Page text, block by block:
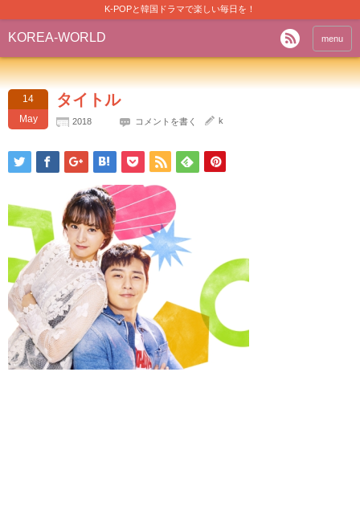
K-POPと韓国ドラマで楽しい毎日を！
KOREA-WORLD menu
14
May
タイトル
2018 コメントを書く k